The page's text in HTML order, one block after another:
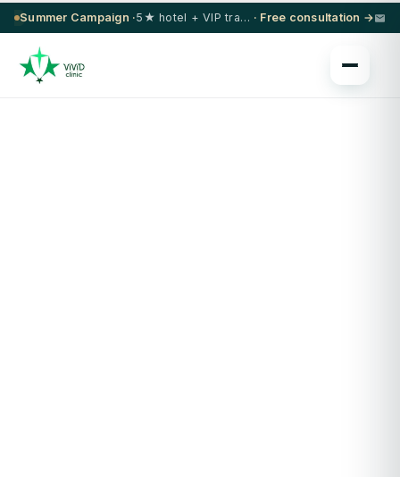
Summer Campaign · 5★ hotel + VIP transfer on select procedures · Free consultation →